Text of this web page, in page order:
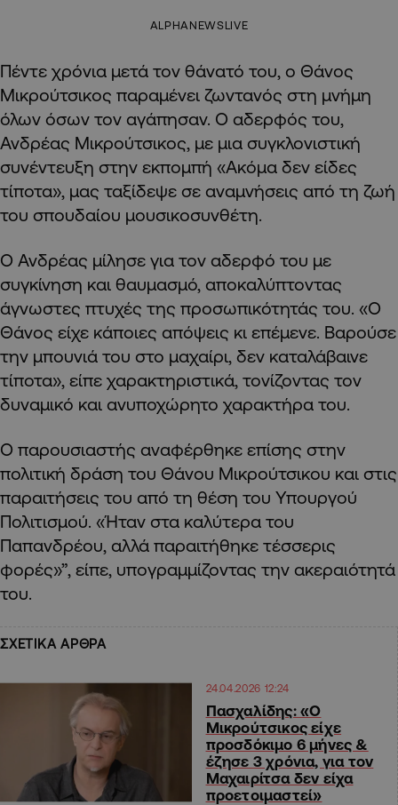
ALPHANEWSLIVE
Πέντε χρόνια μετά τον θάνατό του, ο Θάνος
Μικρούτσικος παραμένει ζωντανός στη μνήμη
όλων όσων τον αγάπησαν. Ο αδερφός του,
Ανδρέας Μικρούτσικος, με μια συγκλονιστική
συνέντευξη στην εκπομπή «Ακόμα δεν είδες
τίποτα», μας ταξίδεψε σε αναμνήσεις από τη ζωή
του σπουδαίου μουσικοσυνθέτη.
Ο Ανδρέας μίλησε για τον αδερφό του με
συγκίνηση και θαυμασμό, αποκαλύπτοντας
άγνωστες πτυχές της προσωπικότητάς του. «Ο
Θάνος είχε κάποιες απόψεις κι επέμενε. Βαρούσε
την μπουνιά του στο μαχαίρι, δεν καταλάβαινε
τίποτα», είπε χαρακτηριστικά, τονίζοντας τον
δυναμικό και ανυποχώρητο χαρακτήρα του.
Ο παρουσιαστής αναφέρθηκε επίσης στην
πολιτική δράση του Θάνου Μικρούτσικου και στις
παραιτήσεις του από τη θέση του Υπουργού
Πολιτισμού. «Ήταν στα καλύτερα του
Παπανδρέου, αλλά παραιτήθηκε τέσσερις
φορές»”, είπε, υπογραμμίζοντας την ακεραιότητά
του.
ΣΧΕΤΙΚΑ ΑΡΘΡΑ
24.04.2026 12:24
Πασχαλίδης: «Ο
Μικρούτσικος είχε
προσδόκιμο 6 μήνες &
έζησε 3 χρόνια, για τον
Μαχαιρίτσα δεν είχα
προετοιμαστεί»